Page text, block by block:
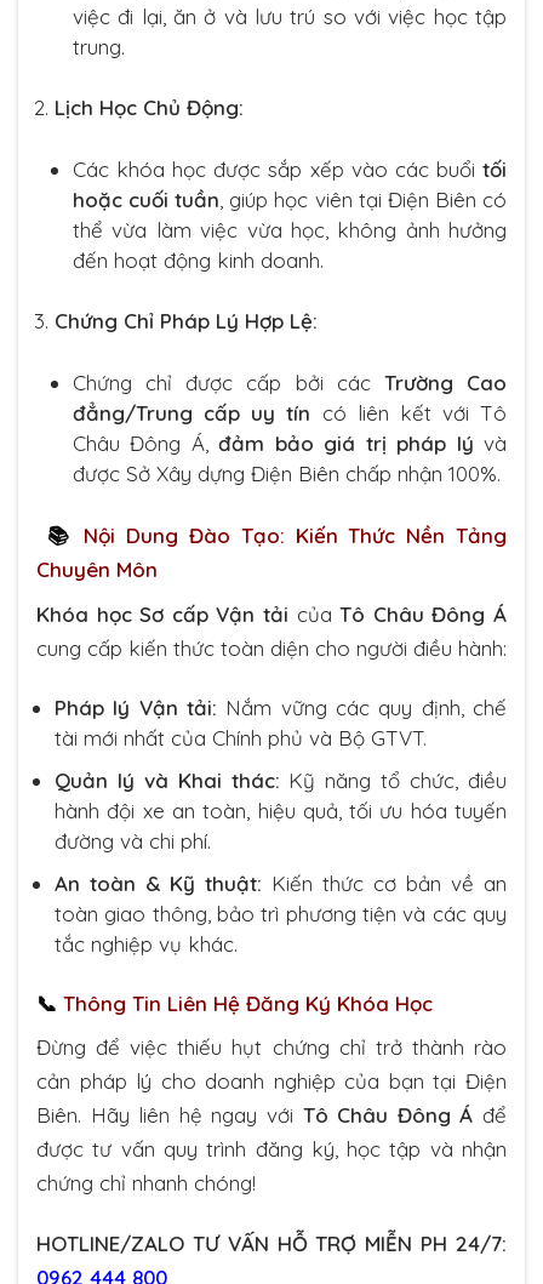
việc đi lại, ăn ở và lưu trú so với việc học tập
trung.
Lịch Học Chủ Động:
Các khóa học được sắp xếp vào các buổi tối
hoặc cuối tuần , giúp học viên tại Điện Biên có
thể vừa làm việc vừa học, không ảnh hưởng
đến hoạt động kinh doanh.
Chứng Chỉ Pháp Lý Hợp Lệ:
Chứng chỉ được cấp bởi các Trường Cao
đẳng/Trung cấp uy tín có liên kết với Tô
Châu Đông Á,đảm bảo giá trị pháp lý và
được Sở Xây dựng Điện Biên chấp nhận 100%.
📚
Nội Dung Đào Tạo: Kiến Thức Nền Tảng
Chuyên Môn
Khóa học Sơ cấp Vận tải củaTô Châu Đông Á
cung cấp kiến thức toàn diện cho người điều hành:
Pháp lý Vận tải: Nắm vững các quy định, chế
tài mới nhất của Chính phủ và Bộ GTVT.
Quản lý và Khai thác: Kỹ năng tổ chức, điều
hành đội xe an toàn, hiệu quả, tối ưu hóa tuyến
đường và chi phí.
An toàn & Kỹ thuật: Kiến thức cơ bản về an
toàn giao thông, bảo trì phương tiện và các quy
tắc nghiệp vụ khác.
📞 Thông Tin Liên Hệ Đăng Ký Khóa Học
Đừng để việc thiếu hụt chứng chỉ trở thành rào
cản pháp lý cho doanh nghiệp của bạn tại Điện
Biên. Hãy liên hệ ngay với Tô Châu Đông Á để
được tư vấn quy trình đăng ký, học tập và nhận
chứng chỉ nhanh chóng!
HOTLINE/ZALO TƯ VẤN HỖ TRỢ MIỄN PH 24/7:
0962 444 800